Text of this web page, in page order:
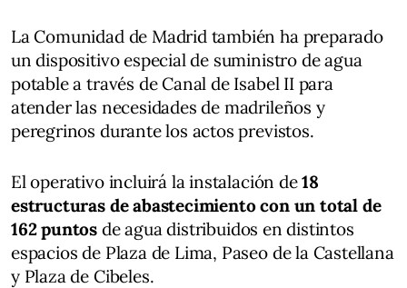
La Comunidad de Madrid también ha preparado
un dispositivo especial de suministro de agua
potable a través de Canal de Isabel II para
atender las necesidades de madrileños y
peregrinos durante los actos previstos.
El operativo incluirá la instalación de18
estructuras de abastecimiento con un total de
162 puntos de agua distribuidos en distintos
espacios de Plaza de Lima, Paseo de la Castellana
y Plaza de Cibeles.